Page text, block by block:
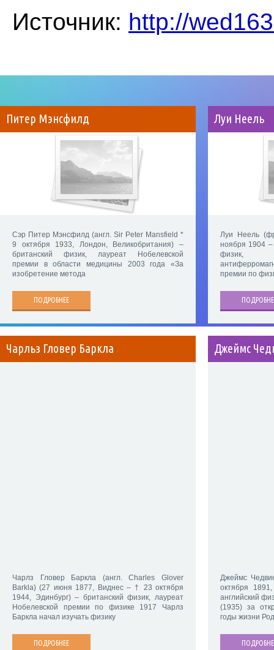
Источник: http://
Питер Мэнсфилд
Сэр Питер Мэнсфилд (англ. Sir Peter Mansfield *
9 октября 1933, Лондон, Великобритания) –
британский физик, лауреат Нобелевской
премии в области медицины 2003 года «За
изобретение метода
ПОДРОБНЕЕ
Луи Неель
Луи Неель
ноября 1904
физик,
премии по
Чарльз Гловер Баркла
Чарлз Гловер Баркла (англ. Charles Glover
Barkla) (27 июня 1877, Виднес – † 23 октября
1944, Эдинбург) – британский физик, лауреат
Нобелевской премии по физике 1917 Чарлз
Баркла начал изучать физику
ПОДРОБНЕЕ
Джеймс
Джеймс
октября
английский
(1935) за
годы жизни